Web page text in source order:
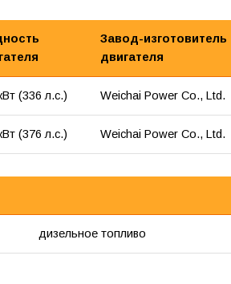
Завод-изготовитель
двигателя
(336 л.с.) Weichai Power Co., Ltd.
(376 л.с.) Weichai Power Co., Ltd.
дизельное топливо